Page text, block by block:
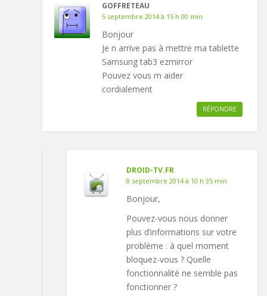
GOFFRETEAU
5 septembre 2014 à 15 h 00 min
Bonjour
Je n arrive pas à mettre ma tablette
Samsung tab3 ezmirror
Pouvez vous m aider
cordialement
RÉPONDRE
DROID-TV.FR
8 septembre 2014 à 10 h 35 min
Bonjour,
Pouvez-vous nous donner
plus d’informations sur votre
problème : à quel moment
bloquez-vous ? Quelle
fonctionnalité ne semble pas
fonctionner ?